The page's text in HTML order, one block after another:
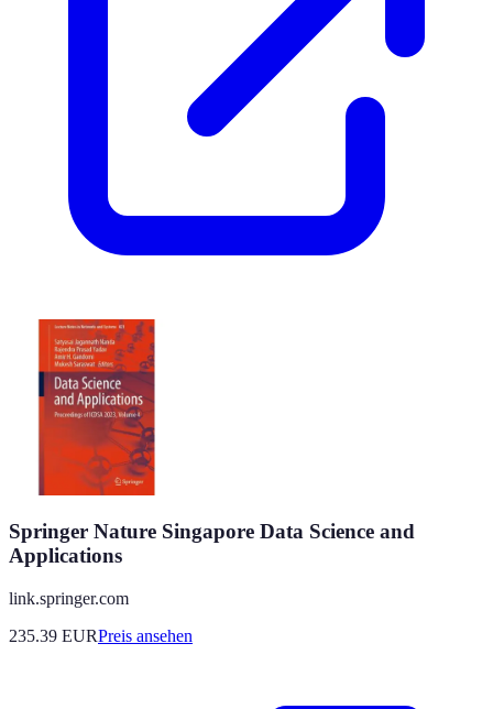
Springer Nature Singapore Data Science and
Applications
link.springer.com
235.39 EURPreis ansehen